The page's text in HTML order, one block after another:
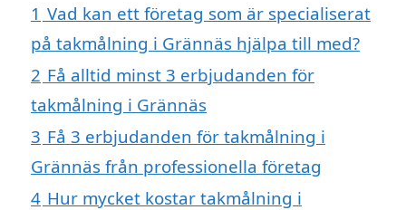
1 Vad kan ett företag som är specialiserat
på takmålning i Grännäs hjälpa till med?
2 Få alltid minst 3 erbjudanden för
takmålning i Grännäs
3 Få 3 erbjudanden för takmålning i
Grännäs från professionella företag
4 Hur mycket kostar takmålning i